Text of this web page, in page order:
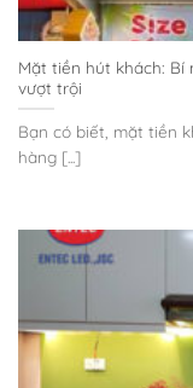
Mặt tiền hút khách: Bí
vượt trội
Bạn có biết, mặt tiền
hàng [...]